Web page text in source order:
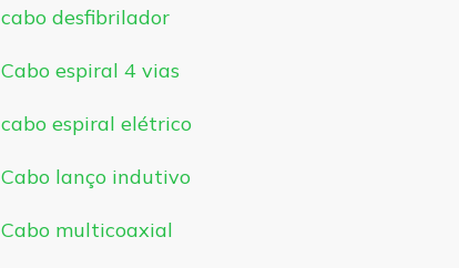
cabo desfibrilador
Cabo espiral 4 vias
cabo espiral elétrico
Cabo lanço indutivo
Cabo multicoaxial